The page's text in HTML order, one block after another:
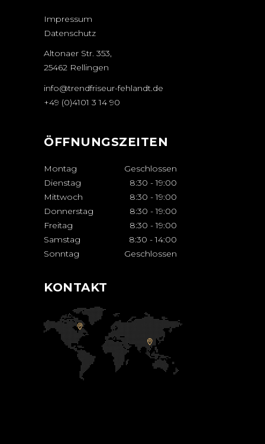
Impressum
Datenschutz
Altonaer Str. 353,
25462 Rellingen
info@trendfriseur-fehlandt.de
+49 (0)4101 3 14 90
ÖFFNUNGSZEITEN
Montag
Geschlossen
Dienstag
8:30 - 19:00
Mittwoch
8:30 - 19:00
Donnerstag
8:30 - 19:00
Freitag
8:30 - 19:00
Samstag
8:30 - 14:00
Sonntag
Geschlossen
KONTAKT